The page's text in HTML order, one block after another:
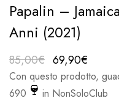
Papalin –
Anni (2021)
85,00€ 69,90€
Con questo prodotto,
690
in NonSoloClub